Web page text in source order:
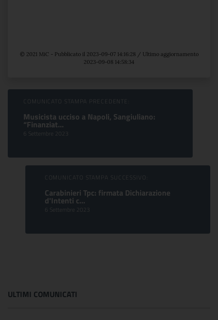
© 2021 MiC - Pubblicato il 2023-09-07 14:16:28 / Ultimo aggiornamento
2023-09-08 14:58:34
Sfoglia comunicati
COMUNICATO STAMPA PRECEDENTE:
Musicista ucciso a Napoli, Sangiuliano:
“Finanziat...
6 Settembre 2023
COMUNICATO STAMPA SUCCESSIVO:
Carabinieri Tpc: firmata Dichiarazione
d'Intenti c...
6 Settembre 2023
ULTIMI COMUNICATI